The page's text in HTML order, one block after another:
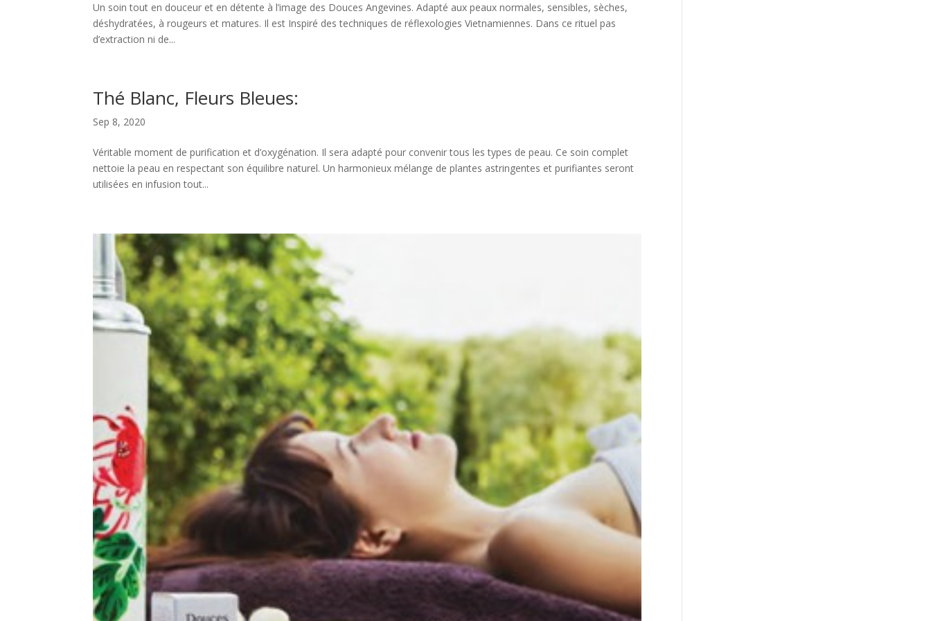
Un soin tout en douceur et en détente à l’image des Douces Angevines. Adapté aux peaux normales, sensibles, sèches,
déshydratées, à rougeurs et matures. Il est Inspiré des techniques de réflexologies Vietnamiennes. Dans ce rituel pas
d’extraction ni de...
Thé Blanc, Fleurs Bleues:
Sep 8, 2020
Véritable moment de purification et d’oxygénation. Il sera adapté pour convenir tous les types de peau. Ce soin complet
nettoie la peau en respectant son équilibre naturel. Un harmonieux mélange de plantes astringentes et purifiantes seront
utilisées en infusion tout...